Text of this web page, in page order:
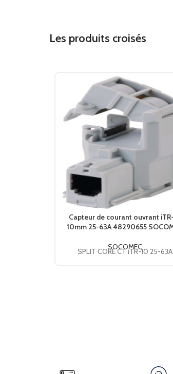
Les produits croisés
Capteur de courant ouvrant
10mm 25-63A 48290655
SOCOMEC
SPLIT CORE CT iTR-10 25-63A